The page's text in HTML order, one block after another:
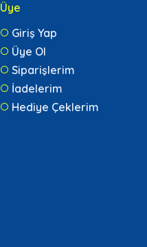
Üye
Giriş Yap
Üye Ol
Siparişlerim
İadelerim
Hediye Çeklerim